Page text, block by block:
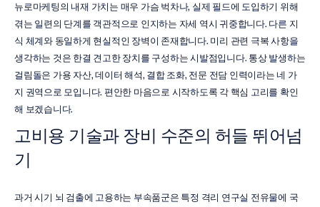
뉴로마케팅의 내재 가치는 매우 가슴 벅차나, 실제 필드에 도입하기 위해
겪는 일련의 단계를 객관적으로 인지하는 자세 역시 귀중합니다. 다른 지
식 체계와 동일하게 현실적인 장벽이 존재합니다. 미리 관련 극복 사항을
생각하는 것은 한결 견고한 장치를 구성하는 시발점입니다. 통상 발생하는
걸림돌은 가용 자산, 데이터 해석, 결합 조화, 전문 전담 인력이라는 네 가
지 권역으로 모입니다. 편안한 마음으로 시작하도록 각 핵심 고리를 확인
해 보겠습니다.
고비용 기술과 장비 수준의 허들 뛰어넘
기
과거 시기 뇌 검출에 고용하는 부속품군은 특정 격리 연구실 전유물에 국